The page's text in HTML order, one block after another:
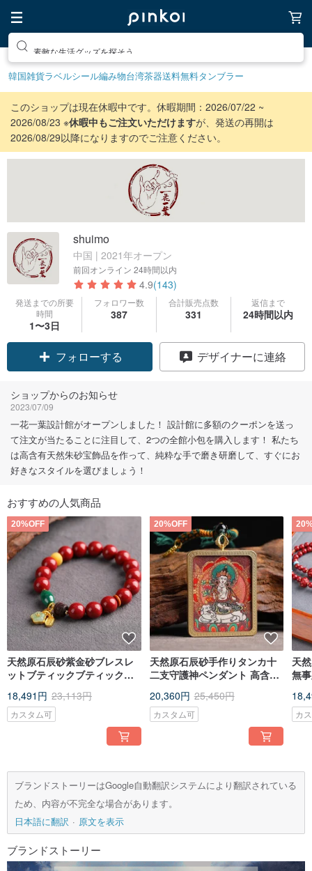
素敵な生活グッズを探そう
韓国雑貨ラベルシール編み物台湾茶器送料無料タンブラー
このショップは現在休暇中です。休暇期間：2026/07/22 ~
2026/08/23 ※休暇中もご注文いただけますが、発送の再開は
2026/08/29以降になりますのでご注意ください。
shuimo
中国 | 2021年オープン
前回オンライン 24時間以内
4.9(143)
発送までの所要
時間
1〜3日
フォロワー数
387
合計販売点数
331
返信まで
24時間以内
クーポン取得
フォローする
デザイナーに連絡
ショップからのお知らせ
2023/07/09
一花一葉設計館がオープンしました！ 設計館に多額のクーポンを送っ
て注文が当たることに注目して、2つの全館小包を購入します！ 私たち
は高含有天然朱砂宝飾品を作って、純粋な手で磨き研磨して、すぐにお
好きなスタイルを選びましょう！
おすすめの人気商品
20%OFF
天然原石辰砂紫金砂ブレスレ
ットブティックブティックオ
18,491円 23,113円
カスタム可
20%OFF
天然原石辰砂手作りタンカ十
二支守護神ペンダント 高含有
20,360円 25,450円
カスタム可
天
無
カ
ブランドストーリーはGoogle自動翻訳システムにより翻訳されている
ため、内容が不完全な場合があります。
日本語に翻訳
原文を表示
ブランドストーリー